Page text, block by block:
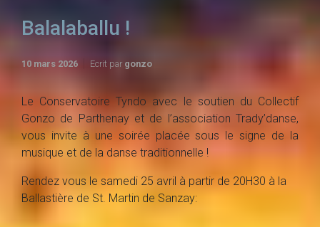
Balalaballu !
10 mars 2026 Ecrit par gonzo
Le Conservatoire Tyndo avec le soutien du Collectif
Gonzo de Parthenay et de l’association Trady’danse,
vous invite à une soirée placée sous le signe de la
musique et de la danse traditionnelle !
Rendez vous le samedi 25 avril à partir de 20H30 à la
Ballastière de St. Martin de Sanzay: